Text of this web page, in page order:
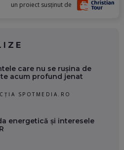
un proiect susținut de
care nu se rușina de
acum profund jenat
SPOTMEDIA.RO
energetică și interesele